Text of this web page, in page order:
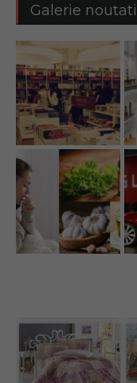
Galerie noutati